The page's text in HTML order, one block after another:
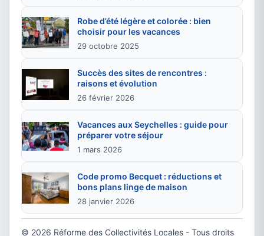
Robe d’été légère et colorée : bien
choisir pour les vacances
29 octobre 2025
Succès des sites de rencontres :
raisons et évolution
26 février 2026
Vacances aux Seychelles : guide pour
préparer votre séjour
1 mars 2026
Code promo Becquet : réductions et
bons plans linge de maison
28 janvier 2026
© 2026 Réforme des Collectivités Locales - Tous droits